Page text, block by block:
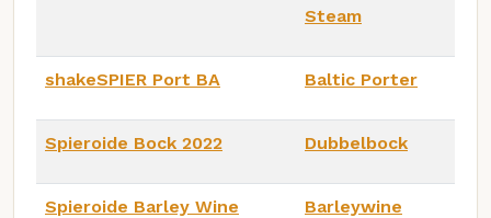
Steam
shakeSPIER Port BA Baltic Porter
Spieroide Bock 2022 Dubbelbock
Spieroide Barley Wine
Barleywine